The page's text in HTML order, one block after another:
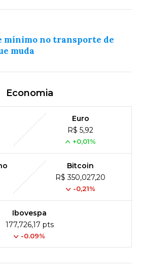
mínimo no transporte de
muda
Economia
Euro
R$ 5,92
+0,01%
Bitcoin
R$ 350,027,20
-0,21%
Ibovespa
177,726,17 pts
-0.09%